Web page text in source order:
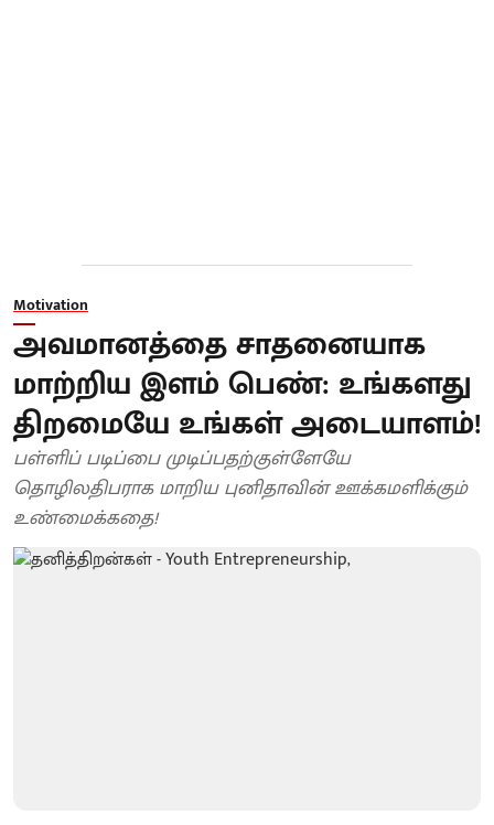
Motivation
அவமானத்தை சாதனையாக
மாற்றிய இளம் பெண்: உங்களது
திறமையே உங்கள் அடையாளம்!
பள்ளிப் படிப்பை முடிப்பதற்குள்ளேயே
தொழிலதிபராக மாறிய புனிதாவின் ஊக்கமளிக்கும்
உண்மைக்கதை!